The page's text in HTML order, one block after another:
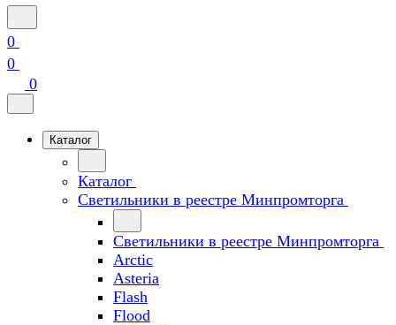
0
0
0
Каталог
Каталог
Светильники в реестре Минпромторга
Светильники в реестре Минпромторга
Arctic
Asteria
Flash
Flood